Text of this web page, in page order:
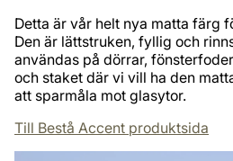
Detta är vår helt nya matta färg
Den är lättstruken, fyllig och
användas på dörrar,
och staket där vi vill ha den
att sparmåla mot glasytor.​
Till Bestå Accent produktsida